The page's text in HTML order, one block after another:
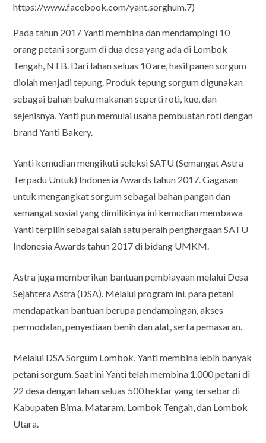
https://www.facebook.com/yant.sorghum.7)
Pada tahun 2017 Yanti membina dan mendampingi 10
orang petani sorgum di dua desa yang ada di Lombok
Tengah, NTB. Dari lahan seluas 10 are, hasil panen sorgum
diolah menjadi tepung. Produk tepung sorgum digunakan
sebagai bahan baku makanan seperti roti, kue, dan
sejenisnya. Yanti pun memulai usaha pembuatan roti dengan
brand Yanti Bakery.
Yanti kemudian mengikuti seleksi SATU (Semangat Astra
Terpadu Untuk) Indonesia Awards tahun 2017. Gagasan
untuk mengangkat sorgum sebagai bahan pangan dan
semangat sosial yang dimilikinya ini kemudian membawa
Yanti terpilih sebagai salah satu peraih penghargaan SATU
Indonesia Awards tahun 2017 di bidang UMKM.
Astra juga memberikan bantuan pembiayaan melalui Desa
Sejahtera Astra (DSA). Melalui program ini, para petani
mendapatkan bantuan berupa pendampingan, akses
permodalan, penyediaan benih dan alat, serta pemasaran.
Melalui DSA Sorgum Lombok, Yanti membina lebih banyak
petani sorgum. Saat ini Yanti telah membina 1.000 petani di
22 desa dengan lahan seluas 500 hektar yang tersebar di
Kabupaten Bima, Mataram, Lombok Tengah, dan Lombok
Utara.